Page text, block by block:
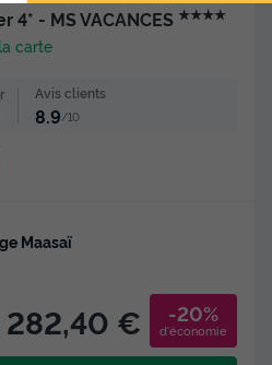
4* - MS VACANCES ★★★★
carte
Avis clients
8.9 /10
Maasaï
282,40 € -20%
d'économie